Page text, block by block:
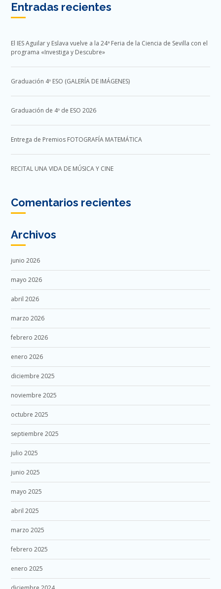
Entradas recientes
El IES Aguilar y Eslava vuelve a la 24ª Feria de la Ciencia de Sevilla con el
programa «Investiga y Descubre»
Graduación 4º ESO (GALERÍA DE IMÁGENES)
Graduación de 4º de ESO 2026
Entrega de Premios FOTOGRAFÍA MATEMÁTICA
RECITAL UNA VIDA DE MÚSICA Y CINE
Comentarios recientes
Archivos
junio 2026
mayo 2026
abril 2026
marzo 2026
febrero 2026
enero 2026
diciembre 2025
noviembre 2025
octubre 2025
septiembre 2025
julio 2025
junio 2025
mayo 2025
abril 2025
marzo 2025
febrero 2025
enero 2025